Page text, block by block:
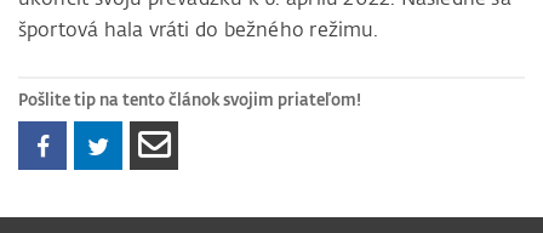
športová hala vráti do bežného režimu.
Pošlite tip na tento článok svojim priateľom!